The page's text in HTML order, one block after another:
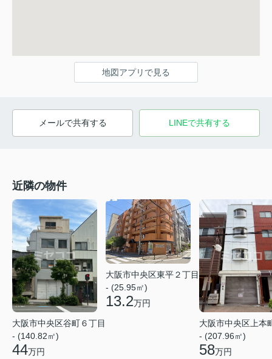
地図アプリで見る
メールで共有する LINEで共有する
近隣の物件
大阪市中央区谷町６丁目
- (140.82㎡)
44万円
大阪市中央区東平２丁目
- (25.95㎡)
13.2万円
大阪市中央区上本
- (207.96㎡)
58万円